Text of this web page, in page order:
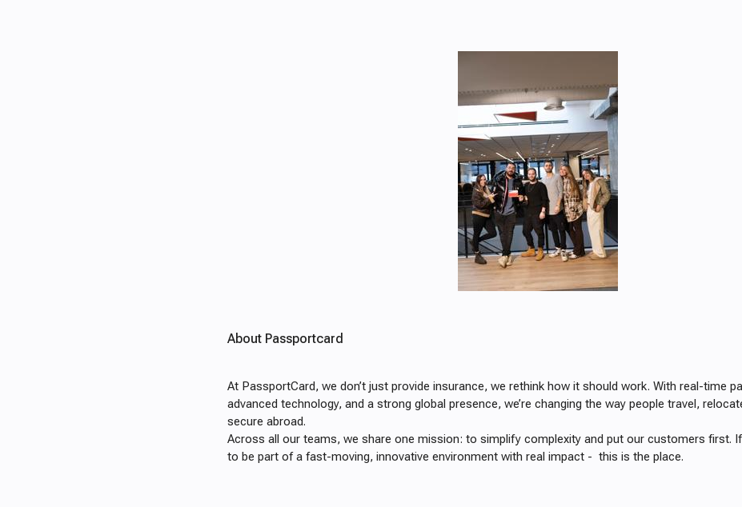
About Passportcard
At PassportCard, we don’t just provide insurance, we rethink how it should work. With real-time
advanced technology, and a strong global presence, we’re changing the way people travel,
secure abroad.
Across all our teams, we share one mission: to simplify complexity and put our customers first. If
to be part of a fast-moving, innovative environment with real impact - this is the place.